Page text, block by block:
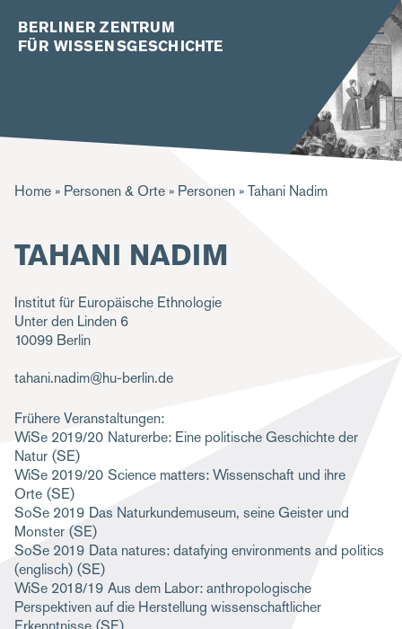
BERLINER ZENTRUM
FÜR WISSENSGESCHICHTE
P
a
n
a
v
g
a
t
i
o
n
Home Personen & Orte Personen Tahani Nadim
TAHANI NADIM
Institut für Europäische Ethnologie
Unter den Linden 6
10099 Berlin
tahani.nadim@hu-berlin.de
Frühere Veranstaltungen:
WiSe 2019/20 Naturerbe: Eine politische Geschichte der
Natur (SE)
WiSe 2019/20 Science matters: Wissenschaft und ihre
Orte (SE)
SoSe 2019 Das Naturkundemuseum, seine Geister und
Monster (SE)
SoSe 2019 Data natures: datafying environments and politics
(englisch) (SE)
WiSe 2018/19 Aus dem Labor: anthropologische
Perspektiven auf die Herstellung wissenschaftlicher